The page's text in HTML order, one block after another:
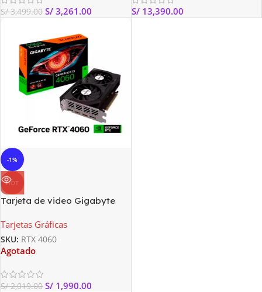
S/3,499.00 S/ 3,261.00 S/13,390.00
-1%
HOT
Tarjeta de video Gigabyte
WINDFORCE OC 8G, GDDR6,
PCI-E 4.0
Tarjetas Gráficas
SKU: RTX 4060
Agotado
S/2,019.00 S/ 1,990.00